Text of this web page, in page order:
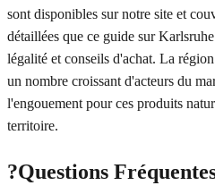
sont disponibles sur notre site et
détaillées que ce guide sur
légalité et conseils d'achat. La
un nombre croissant d'acteurs du
l'engouement pour ces produits
territoire.
?Questions